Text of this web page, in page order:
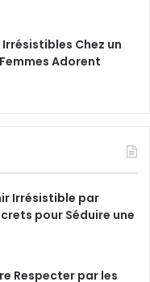
Chez un
Adorent
Irrésistible par
pour Séduire une
Respecter par les